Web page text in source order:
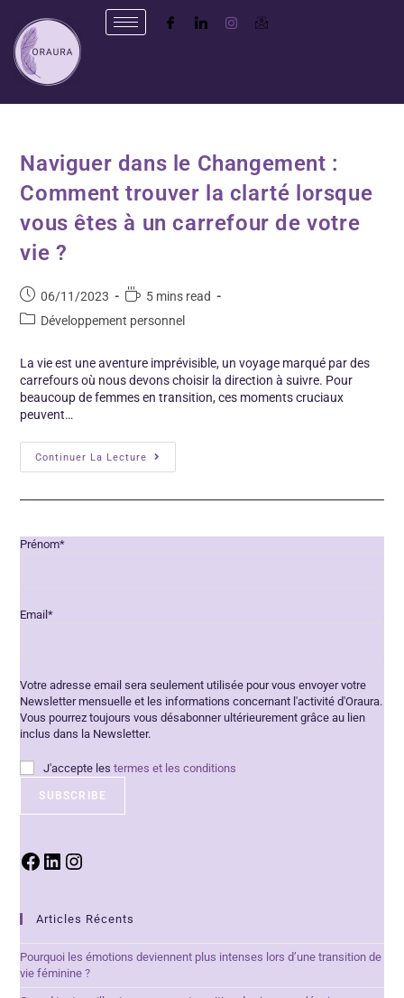
Naviguer dans le Changement :
Comment trouver la clarté lorsque
vous êtes à un carrefour de votre
vie ?
06/11/2023
5 mins read
Développement personnel
La vie est une aventure imprévisible, un voyage marqué par des
carrefours où nous devons choisir la direction à suivre. Pour
beaucoup de femmes en transition, ces moments cruciaux
peuvent…
Continuer La Lecture
Prénom*
Email*
Votre adresse email sera seulement utilisée pour vous envoyer votre
Newsletter mensuelle et les informations concernant l'activité d'Oraura.
Vous pourrez toujours vous désabonner ultérieurement grâce au lien
inclus dans la Newsletter.
J'accepte lestermes et les conditions
Articles Récents
Pourquoi les émotions deviennent plus intenses lors d’une transition de
vie féminine ?